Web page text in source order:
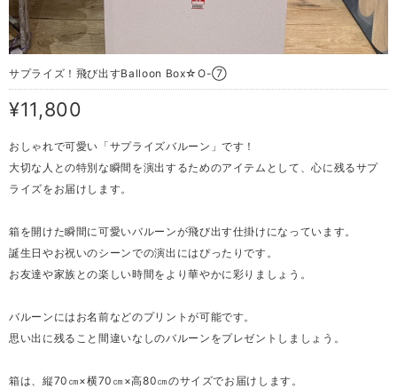
サプライズ！飛び出すBalloon Box☆O-⑦
¥11,800
おしゃれで可愛い「サプライズバルーン」です！
大切な人との特別な瞬間を演出するためのアイテムとして、心に残るサプ
ライズをお届けします。
箱を開けた瞬間に可愛いバルーンが飛び出す仕掛けになっています。
誕生日やお祝いのシーンでの演出にはぴったりです。
お友達や家族との楽しい時間をより華やかに彩りましょう。
バルーンにはお名前などのプリントが可能です。
思い出に残ること間違いなしのバルーンをプレゼントしましょう。
箱は、縦70㎝×横70㎝×高80㎝のサイズでお届けします。